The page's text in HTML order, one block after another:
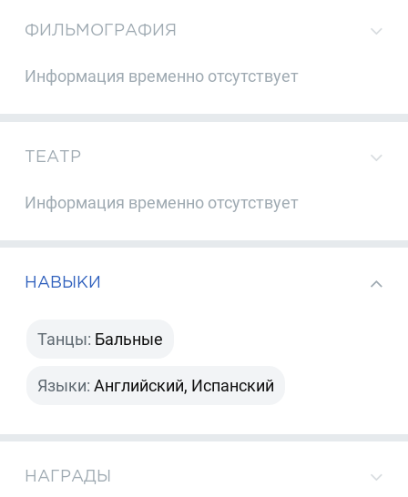
ФИЛЬМОГРАФИЯ
Информация временно отсутствует
ТЕАТР
Информация временно отсутствует
НАВЫКИ
Танцы: Бальные
Языки: Английский, Испанский
НАГРАДЫ